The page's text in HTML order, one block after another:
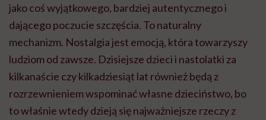
jako coś wyjątkowego, bardziej autentycznego i
dającego poczucie szczęścia. To naturalny
mechanizm. Nostalgia jest emocją, która towarzyszy
ludziom od zawsze. Dzisiejsze dzieci i nastolatki za
kilkanaście czy kilkadziesiąt lat również będą z
rozrzewnieniem wspominać własne dzieciństwo, bo
to właśnie wtedy dzieją się najważniejsze rzeczy z